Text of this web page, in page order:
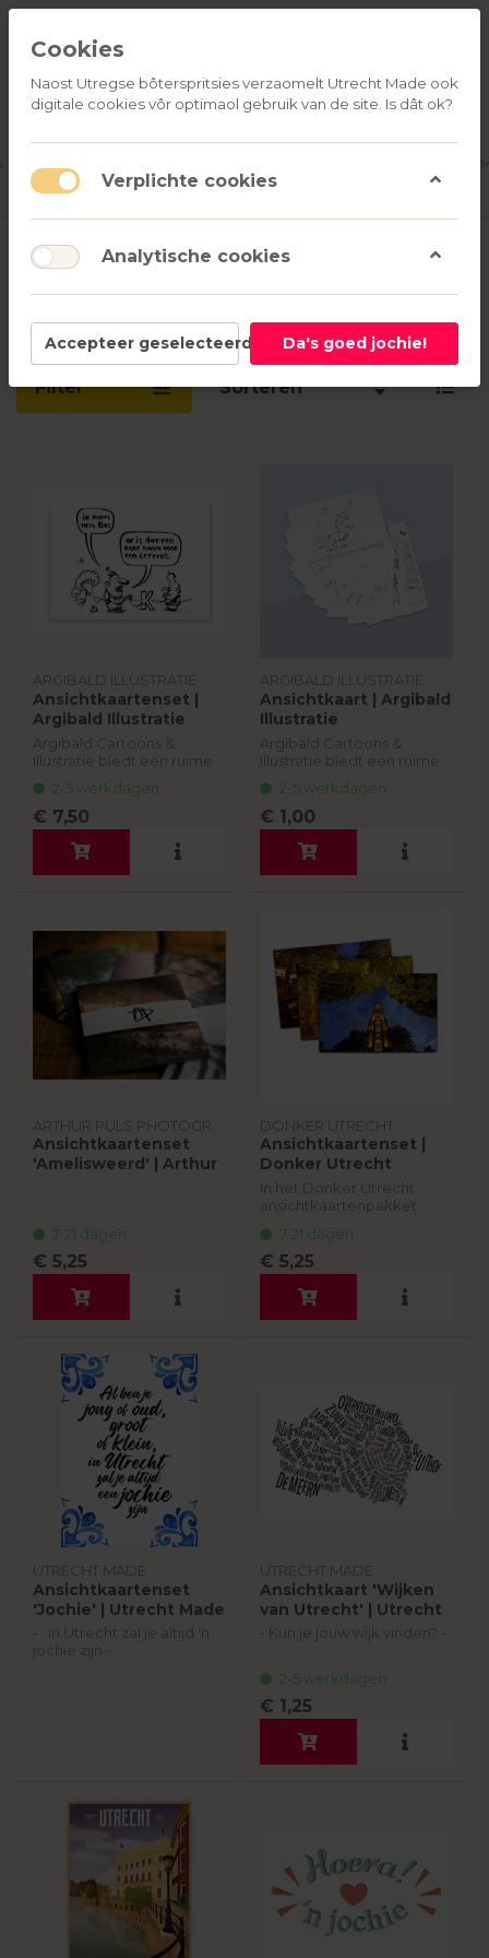
PRODUCTEN
RELATIEGESCHENKEN
ONS
Producten getagd
met
Ansichtkaart
1-13van13
Filter Sorteren
ARGIBALD ILLUSTRATIE
Ansichtkaartenset |
Argibald Illustratie
Argibald Cartoons &
Illustratie biedt een ruime
producten. Deze
kaartenset is verzameling
van een aantal van zijn
beste cartoons,...
2-5 werkdagen
€ 7,50
ARGIBALD ILLUSTRATIE
Ansichtkaart | Argibald
Illustratie
Argibald Cartoons &
Illustratie biedt een ruime
producten. Deze
kaartenset is verzameling
van een aantal van zijn
beste cartoons,...
2-5 werkdagen
€ 1,00
Ansichtkaartenset
'Amelisweerd' | Arthur
7-21 dagen
€ 5,25
DONKER UTRECHT
Ansichtkaartenset |
Donker Utrecht
In het Donker Utrecht
ansichtkaartenpakket
ansichtkaarten van 15 x 10
centimeter. De kaarten
zijn gedrukt met unieke
inkten waardoor de...
7-21 dagen
€ 5,25
UTRECHT MADE
Ansichtkaartenset
'Jochie' | Utrecht Made
- ..in Utrecht zal je altijd 'n
jochie zijn -
UTRECHT MADE
Ansichtkaart 'Wijken
van Utrecht' | Utrecht
Made
- Kun je jouw wijk vinden? -
zo'n mooi stadsie? Alle
wijken bij elkaar! Deze
illustratie laat alle bekende
wijken en buurten...
2-5 werkdagen
€ 1,25
Cookies
Naost Utregse bôterspritsies verzaomelt Utrecht Made ook
digitale cookies vôr optimaol gebruik van de site. Is dât ok?
Verplichte cookies
Analytische cookies
Accepteer geselecteerd Da's goed jochie!